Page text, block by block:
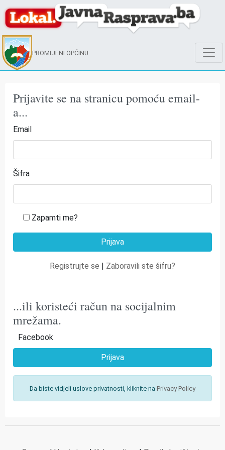
PROMIJENI OPĆINU
Prijavite se na stranicu pomoću email-
a...
Email
Šifra
Zapamti me?
Registrujte se | Zaboravili ste šifru?
...ili koristeći račun na socijalnim
mrežama.
Facebook
Prijava
Da biste vidjeli uslove privatnosti, kliknite na Privacy Policy